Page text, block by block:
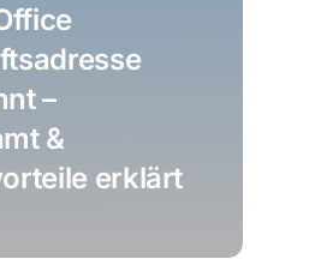
–
&
erklärt